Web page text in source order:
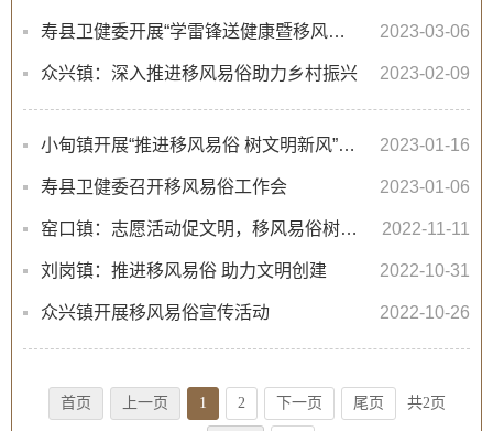
寿县卫健委开展“学雷锋送健康暨移风易俗”集中宣传活动 2023-03-06
众兴镇：深入推进移风易俗助力乡村振兴 2023-02-09
小甸镇开展“推进移风易俗 树文明新风”宣讲活动 2023-01-16
寿县卫健委召开移风易俗工作会 2023-01-06
窑口镇：志愿活动促文明，移风易俗树新风 2022-11-11
刘岗镇：推进移风易俗 助力文明创建 2022-10-31
众兴镇开展移风易俗宣传活动 2022-10-26
首页 上一页 1 2 下一页 尾页 共2页